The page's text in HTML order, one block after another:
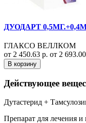
ДУОДАРТ
ГЛАКСО ВЕЛЛКОМ
от 2 450.63 р. от 2
В корзину
Действующее
Дутастерид +
Препарат для лечения